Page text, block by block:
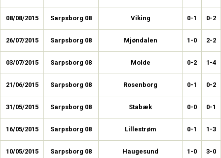
08/08/2015 Sarpsborg 08 Viking 0-1 0-2
26/07/2015 Sarpsborg 08 Mjøndalen 1-0 2-2
03/07/2015 Sarpsborg 08 Molde 0-2 1-4
21/06/2015 Sarpsborg 08 Rosenborg 0-1 0-2
31/05/2015 Sarpsborg 08 Stabæk 0-0 0-1
16/05/2015 Sarpsborg 08 Lillestrøm 0-1 1-3
10/05/2015 Sarpsborg 08 Haugesund 1-0 3-0